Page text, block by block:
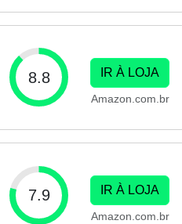
8.8 IR À LOJA
Amazon.com.br
7.9 IR À LOJA
Amazon.com.br